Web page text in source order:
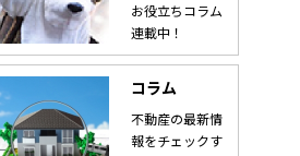
お役立ちコラム
連載中！
コラム
不動産の最新情
報をチェックす